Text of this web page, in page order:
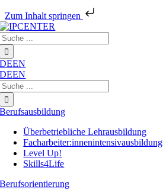
Zum Inhalt springen
Zum
Inhalt
springen
DEEN
DEEN
Berufsausbildung
Überbetriebliche Lehrausbildung
Facharbeiter:innenintensivausbildung
Level Up!
Skills4Life
Berufsorientierung